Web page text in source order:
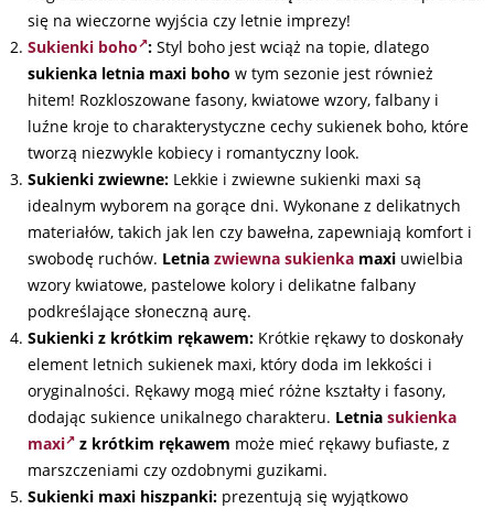
się na wieczorne wyjścia czy letnie imprezy!
Sukienki boho : Styl boho jest wciąż na topie, dlatego
sukienka letnia maxi boho w tym sezonie jest również
hitem! Rozkloszowane fasony, kwiatowe wzory, falbany i
luźne kroje to charakterystyczne cechy sukienek boho, które
tworzą niezwykle kobiecy i romantyczny look.
Sukienki zwiewne: Lekkie i zwiewne sukienki maxi są
idealnym wyborem na gorące dni. Wykonane z delikatnych
materiałów, takich jak len czy bawełna, zapewniają komfort i
swobodę ruchów. Letnia zwiewna sukienka maxi uwielbia
wzory kwiatowe, pastelowe kolory i delikatne falbany
podkreślające słoneczną aurę.
Sukienki z krótkim rękawem: Krótkie rękawy to doskonały
element letnich sukienek maxi, który doda im lekkości i
oryginalności. Rękawy mogą mieć różne kształty i fasony,
dodając sukience unikalnego charakteru. Letnia sukienka
maxi
z krótkim rękawem może mieć rękawy bufiaste, z
marszczeniami czy ozdobnymi guzikami.
Sukienki maxi hiszpanki: prezentują się wyjątkowo